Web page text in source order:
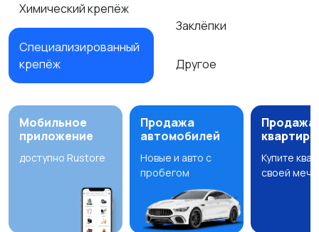
Химический крепёж
Специализированный
крепёж
Заклёпки
Другое
Мобильное
приложение
доступно Rustore
Продажа
автомобилей
Новые и авто с
пробегом
Продажа
квартир
Купите
своей